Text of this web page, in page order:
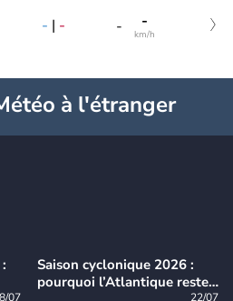
- | - - -
km/h
à l'étranger
07
Saison cyclonique 2026 :
pourquoi l’Atlantique reste
22/07